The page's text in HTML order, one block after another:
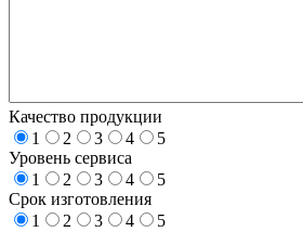
Качество продукции
1
2 3 4
5
Уровень сервиса
1
2 3 4
5
Срок изготовления
1
2 3 4
5